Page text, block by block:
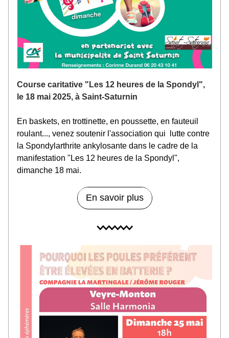
Course caritative "Les 12 heures de la Spondyl",
le 18 mai 2025, à Saint-Saturnin
En baskets, en trottinette, en poussette, en fauteuil
roulant..., venez soutenir l'association qui  lutte contre
la Spondylarthrite ankylosante dans le cadre de la
manifestation "Les 12 heures de la Spondyl",
dimanche 18 mai.
En savoir plus